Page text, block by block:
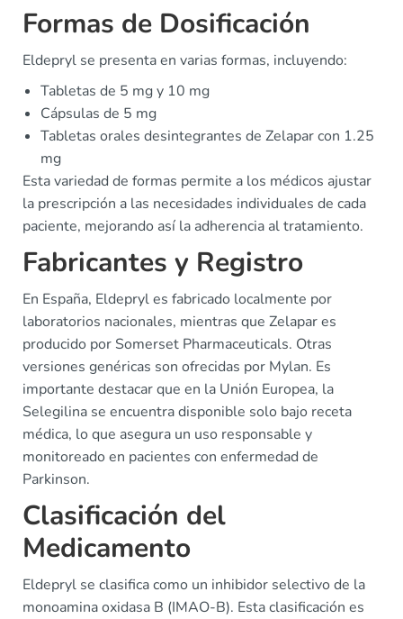
Formas de Dosificación
Eldepryl se presenta en varias formas, incluyendo:
Tabletas de 5 mg y 10 mg
Cápsulas de 5 mg
Tabletas orales desintegrantes de Zelapar con 1.25
mg
Esta variedad de formas permite a los médicos ajustar
la prescripción a las necesidades individuales de cada
paciente, mejorando así la adherencia al tratamiento.
Fabricantes y Registro
En España, Eldepryl es fabricado localmente por
laboratorios nacionales, mientras que Zelapar es
producido por Somerset Pharmaceuticals. Otras
versiones genéricas son ofrecidas por Mylan. Es
importante destacar que en la Unión Europea, la
Selegilina se encuentra disponible solo bajo receta
médica, lo que asegura un uso responsable y
monitoreado en pacientes con enfermedad de
Parkinson.
Clasificación del
Medicamento
Eldepryl se clasifica como un inhibidor selectivo de la
monoamina oxidasa B (IMAO-B). Esta clasificación es